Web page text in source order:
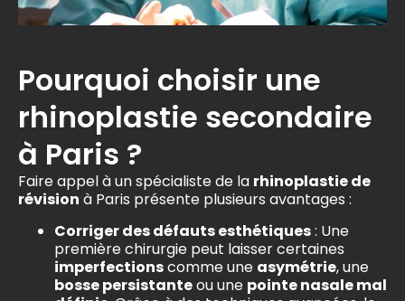
Pourquoi choisir une
rhinoplastie secondaire
à Paris ?
Faire appel à un spécialiste de la rhinoplastie de
révision à Paris présente plusieurs avantages :
Corriger des défauts esthétiques: Une
première chirurgie peut laisser certaines
imperfectionscomme une asymétrie, une
bosse persistanteou une pointe nasale mal